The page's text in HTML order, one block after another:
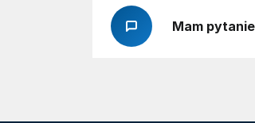
Mam